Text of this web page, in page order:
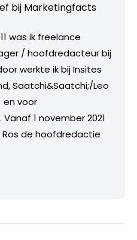
bij Marketingfacts
was ik freelance
/ hoofdredacteur bij
werkte ik bij Insites
Saatchi&Saatchi;/Leo
en voor
1 november 2021
Ros de hoofdredactie